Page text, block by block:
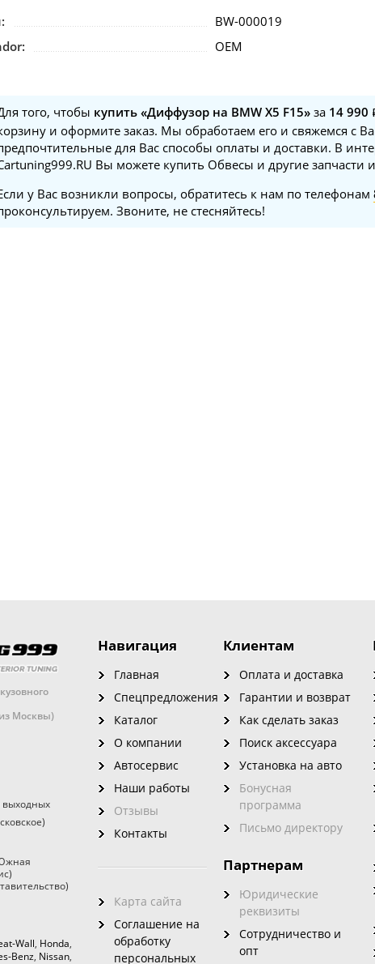
BW-000019
OEM
того, чтобы купить «Диффузор на BMW X5 F15» за 14 990
и оформите заказ. Мы обработаем его и свяжемся с
для Вас способы оплаты и доставки. В
Вы можете купить Обвесы и другие запчасти
у Вас возникли вопросы, обратитесь к нам по телефонам
Звоните, не стесняйтесь!
Москвы)
выходных
Wall, Honda,
Benz, Nissan,
Навигация
Главная
Спецпредложения
Каталог
О компании
Автосервис
Наши работы
Отзывы
Контакты
Карта сайта
Соглашение на
обработку
персональных
Клиентам
Оплата и доставка
Гарантии и возврат
Как сделать заказ
Поиск аксессуара
Установка на авто
Бонусная
программа
Письмо директору
Партнерам
Юридические
реквизиты
Сотрудничество и
опт